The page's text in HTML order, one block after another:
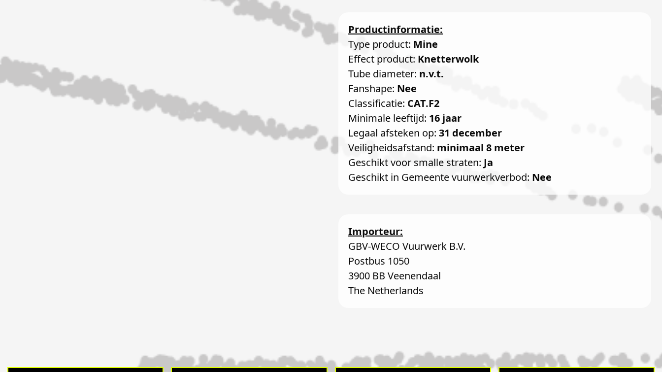
Productinformatie:
Type product: Mine
Effect product: Knetterwolk
Tube diameter: n.v.t.
Fanshape: Nee
Classificatie: CAT.F2
Minimale leeftijd: 16 jaar
Legaal afsteken op: 31 december
Veiligheidsafstand: minimaal 8 meter
Geschikt voor smalle straten: Ja
Geschikt in Gemeente vuurwerkverbod: Nee
Importeur:
GBV-WECO Vuurwerk B.V.
Postbus 1050
3900 BB Veenendaal
The Netherlands